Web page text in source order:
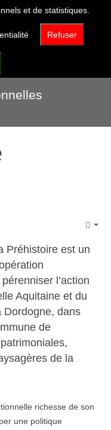
?
Préhistoire est un
l’action
Aquitaine et du
Dordogne, dans
de
de la
richesse de son
une politique
et de statistiques.
Refuser